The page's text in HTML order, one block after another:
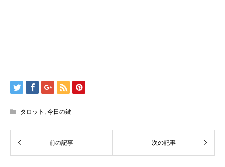
タロット , 今日の鍵